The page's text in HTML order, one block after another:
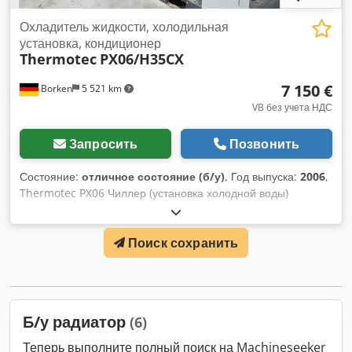
Borken 5 521 km
Охладитель жидкости, холодильная
установка, кондиционер
Thermotec PX06/H35CX
7 150 €
VB без учета НДС
Запросить Позвонить
Состояние: отличное состояние (б/у), Год выпуска: 2006,
Thermotec PX06 Чиллер (установка холодной воды)
Производитель: Thermotec NV Модель: PX06 Версия:
H35CX Серия: 06C---B01 Год выпуска: 2006 Хладагент:
R407C Количество одинаковых контуров: 2 Максимальное
допустимое давление: HP: 2800 КПа LP: 2000 КПа Вода
литров Допустимое давление в баке: от -20 до 600 КПа
30 м Максимальное давление на всасывающей стороне: 16
бар Максимальное давление на нагнетательной стороне:
Поиск сохранить
Б/у радиатор (6)
Теперь выполните полный поиск на Machineseeker